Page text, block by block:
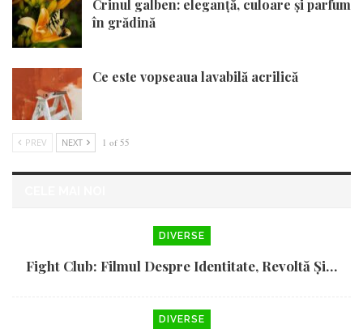
Crinul galben: eleganță, culoare și parfum
în grădină
Ce este vopseaua lavabilă acrilică
PREV NEXT 1 of 55
DIVERSE
Fight Club: Filmul Despre Identitate, Revoltă Și…
DIVERSE